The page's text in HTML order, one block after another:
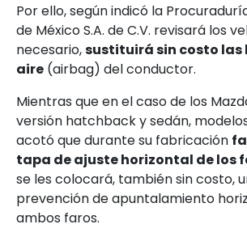
Por ello, según indicó la
de México S.A. de C.V. revisará los
necesario,sustituirá sin costo las
aire (airbag) del conductor.
Mientras que en el caso de los
versión hatchback y sedán,
acotó que durante su fabricación
tapa de ajuste horizontal de los
se les colocará, también sin costo,
prevención de apuntalamiento
ambos faros.